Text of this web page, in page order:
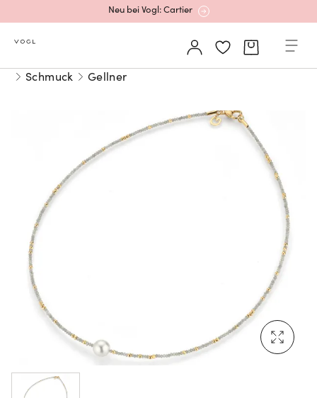
Neu bei Vogl: Cartier
Mehr erfahren: Ikonische Uhren von Cartier
Rolex Certified Pre-Owned entdecken
Mehr erfahren: Ikonische Uhren von Cartier
Schmuck Gellner